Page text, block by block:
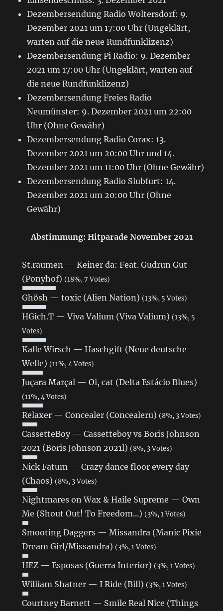
Dezembersendung Radio Woltersdorf: 9.
Dezember 2021 um 17:00 Uhr (Ungeklärt,
warten auf die neue Rundfunklizenz)
Dezembersendung Pi Radio: 9. Dezember
2021 um 17:00 Uhr (Ungeklärt, warten auf
die neue Rundfunklizenz)
Dezembersendung Freies Radio
Neumünster: 9. Dezember 2021 um 22:00
Uhr (Ohne Gewähr)
Dezembersendung Radio Corax: 13.
Dezember 2021 um 20:00 Uhr und 14.
Dezember 2021 um 11:00 Uhr (Ohne Gewähr)
Dezembersendung Radio Slubfurt: 14.
Dezember 2021 um 20:00 Uhr (Ohne
Gewähr)
Abstimmung: Hitparade November 2021
St.raumen — Keiner da: Feat. Gudrun Gut
(Ponyhof) (18%, 7 Votes)
Ghösh — toxic (Alien Nation) (13%, 5 Votes)
HGich.T — Viva Valium (Viva Valium) (13%, 5
Votes)
Kalle Wirsch — Haschgift (Neue deutsche
Welle) (11%, 4 Votes)
Juçara Marçal — Oi, cat (Delta Estácio Blues)
(11%, 4 Votes)
Relaxer — Concealer (Concealeru) (8%, 3 Votes)
CassetteBoy — Cassetteboy vs Boris Johnson
2021 (Boris Johnson 2021l) (8%, 3 Votes)
Nick Fatum — Crazy dance floor every day
(Chaos) (8%, 3 Votes)
Nightmares on Wax & Haile Supreme — Own
Me (Shout Out! To Freedom...) (3%, 1 Votes)
Smooting Daggers — Missandra (Manic Pixie
Dream Girl/Missandra) (3%, 1 Votes)
HEZ — Esposas (Guerra Interior) (3%, 1 Votes)
William Shatner — I Ride (Bill) (3%, 1 Votes)
Courtney Barnett — Smile Real Nice (Things